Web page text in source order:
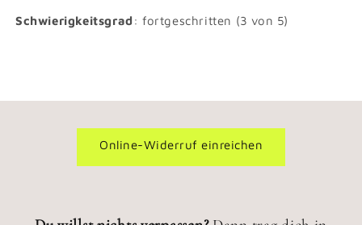
Schwierigkeitsgrad: fortgeschritten (3 von 5)
Online-Widerruf einreichen